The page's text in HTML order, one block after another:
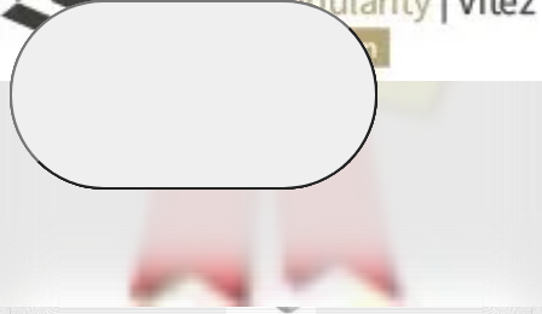
Povlečení s fototiskem
Výhodné sady